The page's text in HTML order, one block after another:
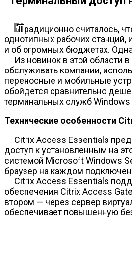
радиционно считалось,
однотипных рабочих станций,
и об огромных бюджетах.
Из новинок в этой области
обслуживать компании,
переносные и мобильные
обойдется сравнительно
терминальных служб
Технические особенности
Citrix Access Essentials
доступ к установленным на
системой Microsoft Windows
браузер на каждом
Citrix Access Essentials
обеспечения Citrix Access
втором — через сервер
обеспечивает повышенную